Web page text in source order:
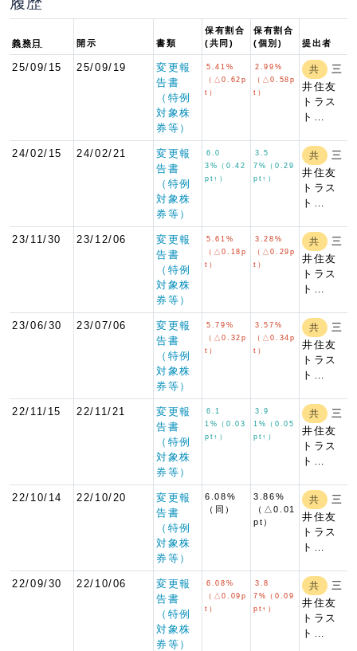
義務日 開示 書類
保有割合
(共同)
保有割合
(個別)
提出者
25/09/15 25/09/19
変更報
告書
（特例
対象株
券等）
5.41%
（△0.62p
t）
2.99%
（△0.58p
t）
共
三
井住友
トラス
ト…
24/02/15 24/02/21
変更報
告書
（特例
対象株
券等）
6.0
3%（0.42
pt↑）
3.5
7%（0.29
pt↑）
共
三
井住友
トラス
ト…
23/11/30 23/12/06
変更報
告書
（特例
対象株
券等）
5.61%
（△0.18p
t）
3.28%
（△0.29p
t）
共
三
井住友
トラス
ト…
23/06/30 23/07/06
変更報
告書
（特例
対象株
券等）
5.79%
（△0.32p
t）
3.57%
（△0.34p
t）
共
三
井住友
トラス
ト…
22/11/15 22/11/21
変更報
告書
（特例
対象株
券等）
6.1
1%（0.03
pt↑）
3.9
1%（0.05
pt↑）
共
三
井住友
トラス
ト…
22/10/14 22/10/20
変更報
告書
（特例
対象株
券等）
6.08%
（同）
3.86%
（△0.01
pt）
共
三
井住友
トラス
ト…
22/09/30 22/10/06
変更報
告書
（特例
対象株
券等）
6.08%
（△0.09p
t）
3.8
7%（0.09
pt↑）
共
三
井住友
トラス
ト…